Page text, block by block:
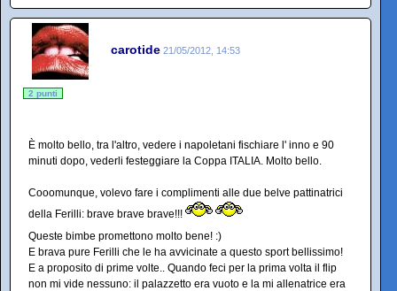
carotide 21/05/2012, 14:53
2 punti
È molto bello, tra l'altro, vedere i napoletani fischiare l' inno e 90
minuti dopo, vederli festeggiare la Coppa ITALIA. Molto bello.
Cooomunque, volevo fare i complimenti alle due belve pattinatrici
della Ferilli: brave brave brave!!!
Queste bimbe promettono molto bene! :)
E brava pure Ferilli che le ha avvicinate a questo sport bellissimo!
E a proposito di prime volte.. Quando feci per la prima volta il flip
non mi vide nessuno: il palazzetto era vuoto e la mi allenatrice era